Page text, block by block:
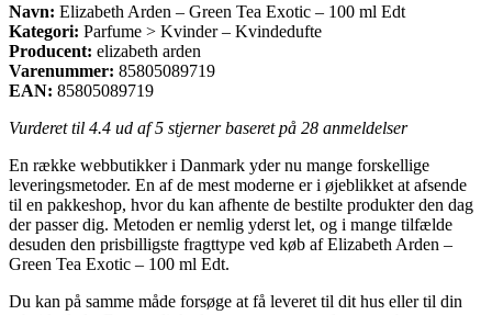
Navn: Elizabeth Arden – Green Tea Exotic – 100 ml Edt
Kategori: Parfume > Kvinder – Kvindedufte
Producent: elizabeth arden
Varenummer: 85805089719
EAN: 85805089719
Vurderet til 4.4 ud af 5 stjerner baseret på 28 anmeldelser
En række webbutikker i Danmark yder nu mange forskellige
leveringsmetoder. En af de mest moderne er i øjeblikket at afsende
til en pakkeshop, hvor du kan afhente de bestilte produkter den dag
der passer dig. Metoden er nemlig yderst let, og i mange tilfælde
desuden den prisbilligste fragttype ved køb af Elizabeth Arden –
Green Tea Exotic – 100 ml Edt.
Du kan på samme måde forsøge at få leveret til dit hus eller til din